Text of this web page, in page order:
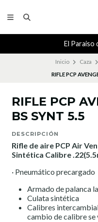
El Paraiso
Inicio Caza
RIFLE PCP
RIFLE PCP
BS SYNT 5.5
DESCRIPCIÓN
Rifle de aire PCP Air
Sintética Calibre
· Pneumático precargado
Armado de palanca
Culata sintética
Calibres
cambio de calibre se